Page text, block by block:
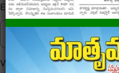
Email*
Website